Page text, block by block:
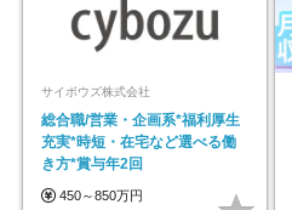
サイボウズ株式会社
総合職/営業・企画系*福利厚生
充実*時短・在宅など選べる働
き方*賞与年2回
450～850万円